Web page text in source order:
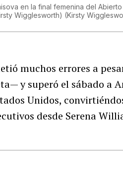
en la final femenina del
Wigglesworth) (Kirsty
muchos errores a
y superó el sábado a
Unidos,
desde Serena